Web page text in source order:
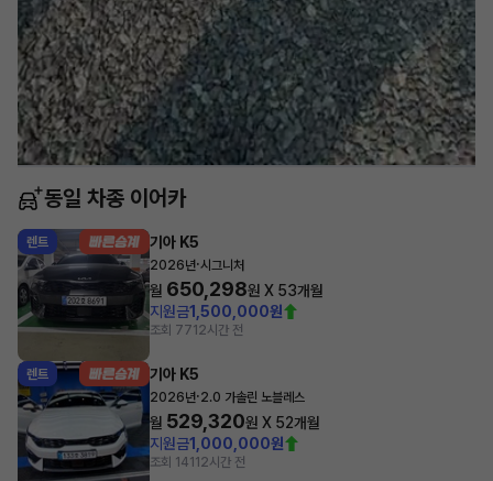
동일 차종 이어카
렌트 기아 K5
2026년·시그니처
월 650,298원 X 53개월
지원금1,500,000원
조회 7712시간 전
렌트 기아 K5
2026년·2.0 가솔린 노블레스
월 529,320원 X 52개월
지원금1,000,000원
조회 14112시간 전